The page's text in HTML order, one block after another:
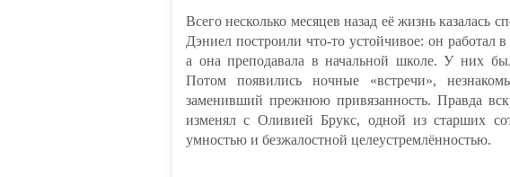
Всего несколько месяцев назад её жизнь казалась
Дэниел построили что-то устойчивое: он работал
а она преподавала в начальной школе. У них
Потом появились ночные «встречи»,
заменивший прежнюю привязанность. Правда
изменял с Оливией Брукс, одной из старших
умностью и безжалостной целеустремлённостью.